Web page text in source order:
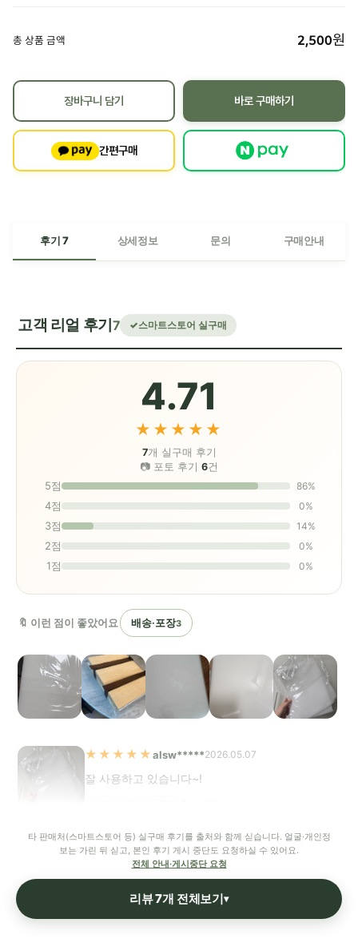
총 상품 금액 2,500원
장바구니 담기 바로 구매하기
간편구매
후기 7 상세정보 문의 구매안내
고객 리얼 후기 7 스마트스토어 실구매
4.71
★★★★★
7개 실구매 후기
📷 포토 후기 6건
5점 86%
4점 0%
3점 14%
2점 0%
1점 0%
🔖 이런 점이 좋았어요 배송·포장3
★★★★★alsw*****2026.05.07
잘 사용하고 있습니다~!
타 판매처(스마트스토어 등) 실구매 후기를 출처와 함께 싣습니다. 얼굴·개인정
보는 가린 뒤 싣고, 본인 후기 게시 중단도 요청하실 수 있어요.
전체 안내·게시중단 요청
리뷰 7개 전체보기▾